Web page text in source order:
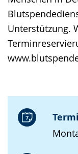
Unterstützung.